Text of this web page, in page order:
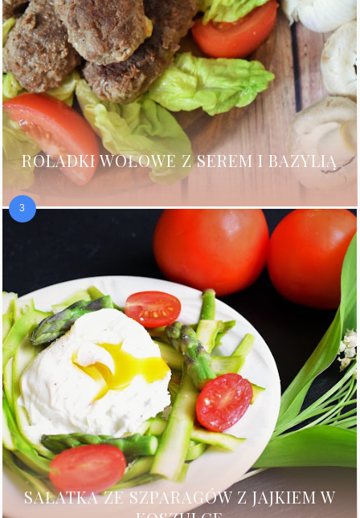
ROLADKI WOŁOWE Z SEREM I BAZYLIĄ
SAŁATKA ZE SZPARAGÓW Z JAJKIEM W